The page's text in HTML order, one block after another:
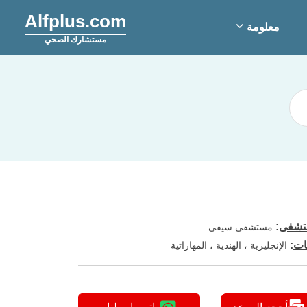
Alfplus.com
مستشارك الصحي
معلومة
: مستشفى سيفي
: الإنجليزية ، الهندية ، المهاراتية